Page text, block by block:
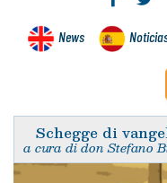
News
Schegge di
a cura di don Stefano